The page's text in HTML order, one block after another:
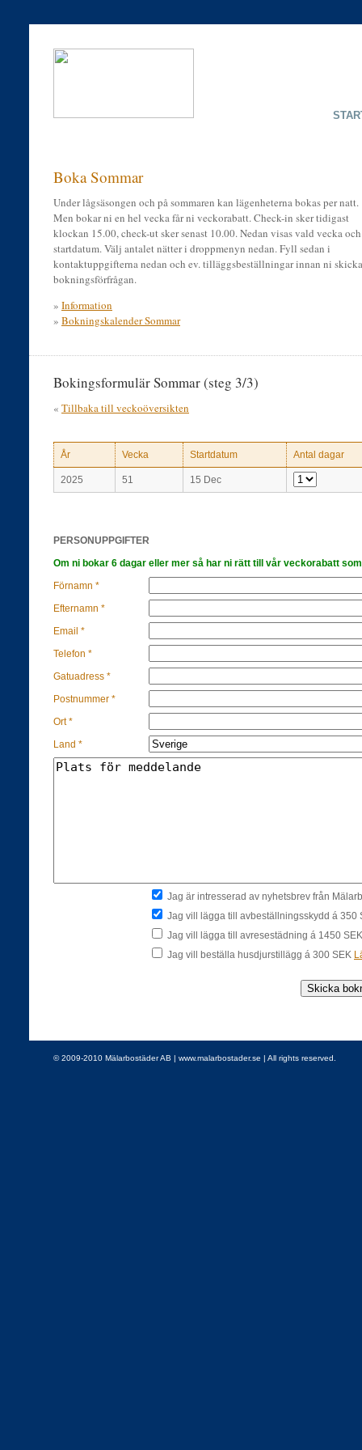
Boka Sommar
Under lågsäsongen och på sommaren kan lägenheterna bokas per natt.
Men bokar ni en hel vecka får ni veckorabatt. Check-in sker tidigast
klockan 15.00, check-ut sker senast 10.00. Nedan visas vald vecka och
startdatum. Välj antalet nätter i droppmenyn nedan. Fyll sedan i
kontaktuppgifterna nedan och ev. tilläggsbeställningar innan ni
bokningsförfrågan.
» Information
» Bokningskalender Sommar
Bokingsformulär Sommar (steg 3/3)
« Tillbaka till veckoöversikten
År Vecka Startdatum Antal dagar
2025 51 15 Dec
PERSONUPPGIFTER
Om ni bokar 6 dagar eller mer så har ni rätt till vår veckorabatt
Förnamn *
Efternamn *
Email *
Telefon *
Gatuadress *
Postnummer *
Ort *
Land *
Jag är intresserad av nyhetsbrev från
Jag vill lägga till avbeställningsskydd á 350
Jag vill lägga till avresestädning á 1450
Jag vill beställa husdjurstillägg á 300 SEK
© 2009-2010 Mälarbostäder AB | www.malarbostader.se | All rights reserved.